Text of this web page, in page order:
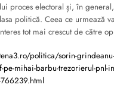
proces electoral și, în
politică. Ceea ce urmează
tot mai crescut de către
politica/sorin-
pe-mihai-barbu-trezorierul-pnl-